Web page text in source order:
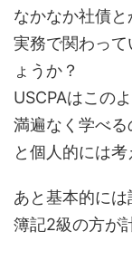
なかなか社債と
実務で関わっ
ょうか？
USCPAはこの
満遍なく学べる
と個人的には考
あと基本的には
簿記2級の方が